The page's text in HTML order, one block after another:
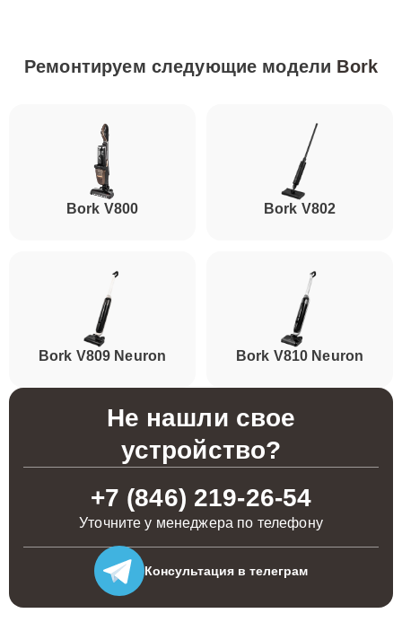
Ремонтируем следующие модели Bork
Bork V800 Bork V802
Bork V809 Neuron Bork V810 Neuron
Не нашли свое
устройство?
+7 (846) 219-26-54
Уточните у менеджера по телефону
Консультация в телеграм